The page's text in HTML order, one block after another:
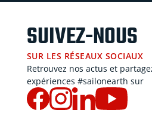
SUIVEZ-NOUS
SUR LES RÉSEAUX SOCIAUX
Retrouvez nos actus et
expériences #sailonearth sur